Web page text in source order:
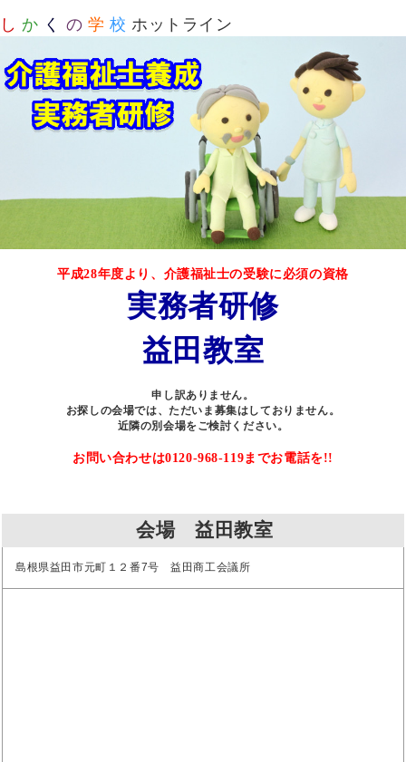
し か く の 学 校 ホットライン
平成28年度より、介護福祉士の受験に必須の資格
実務者研修
益田教室
申し訳ありません。
お探しの会場では、ただいま募集はしておりません。
近隣の別会場をご検討ください。
お問い合わせは0120-968-119までお電話を!!
会場 益田教室
島根県益田市元町１２番7号 益田商工会議所